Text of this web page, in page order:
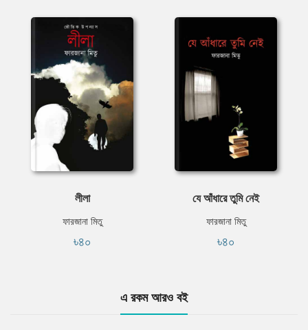
লীলা
ফারজানা মিতু
৳৪০
যে আঁধারে তুমি নেই
ফারজানা মিতু
৳৪০
এ রকম আরও বই